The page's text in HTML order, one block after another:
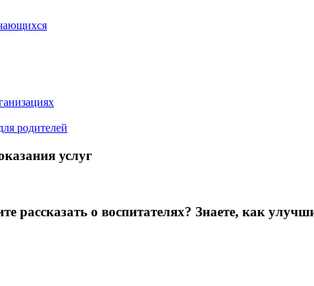
родителей
услуг
рассказать о воспитателях? Знаете, как